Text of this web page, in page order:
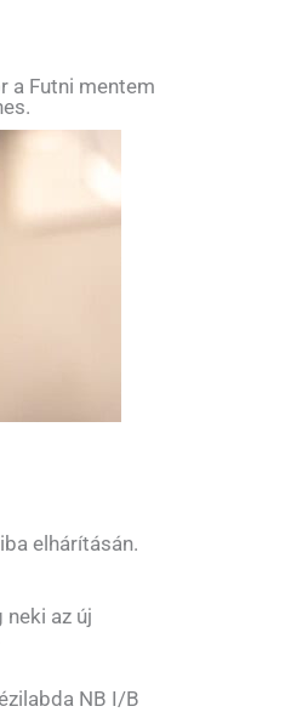
a Futni mentem
elhárításán.
neki az új
NB I/B